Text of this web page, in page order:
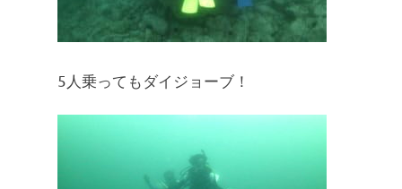
5人乗ってもダイジョーブ！